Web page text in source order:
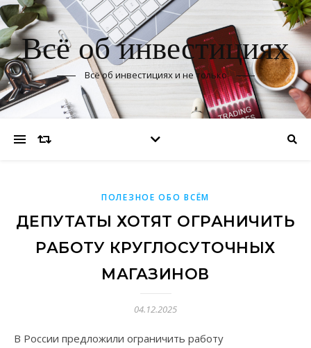
Всё об инвестициях
Всё об инвестициях и не только
ПОЛЕЗНОЕ ОБО ВСЁМ
ДЕПУТАТЫ ХОТЯТ ОГРАНИЧИТЬ
РАБОТУ КРУГЛОСУТОЧНЫХ
МАГАЗИНОВ
04.12.2025
В России предложили ограничить работу